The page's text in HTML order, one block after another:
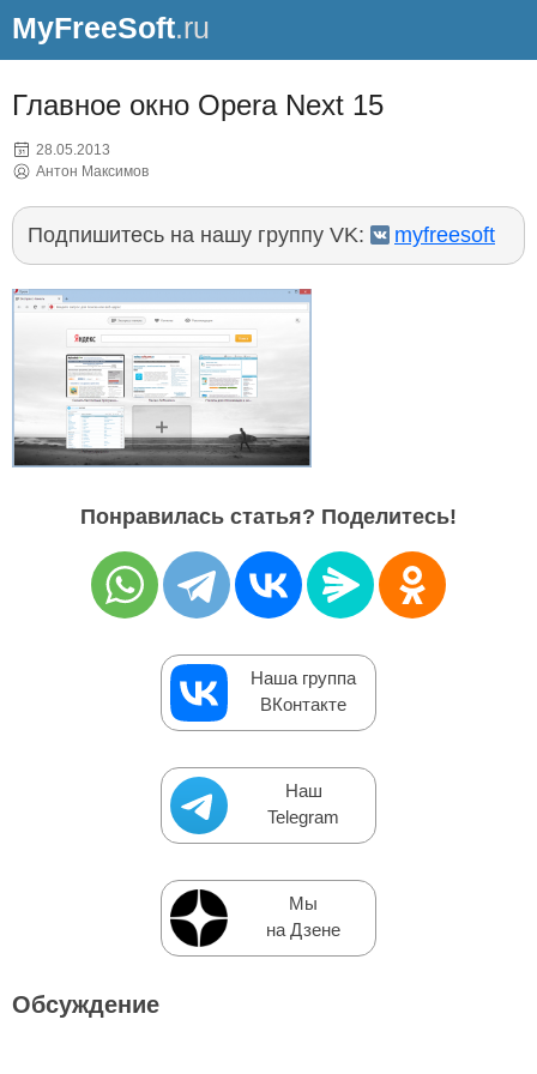
MyFreeSoft.ru
Главное окно Opera Next 15
28.05.2013
Антон Максимов
Подпишитесь на нашу группу VK: myfreesoft
Понравилась статья? Поделитесь!
Наша группа
ВКонтакте
Наш
Telegram
Мы
на Дзене
Обсуждение